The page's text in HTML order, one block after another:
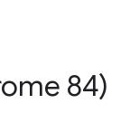
84)